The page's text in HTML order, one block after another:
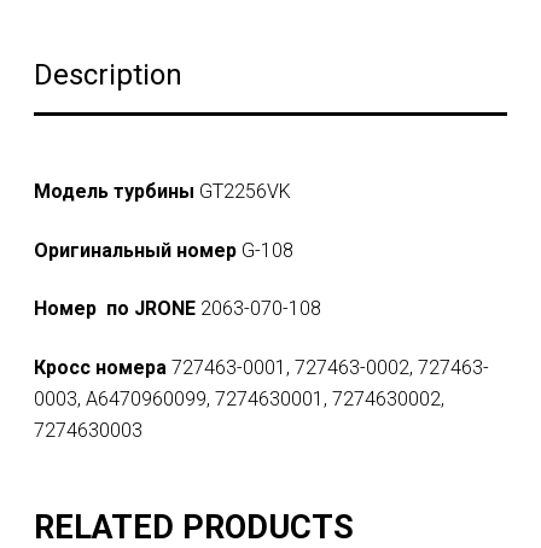
Description
Модель турбины GT2256VK
Оригинальный номер G-108
Номер по JRONE 2063-070-108
Кросс номера727463-0001, 727463-0002, 727463-
0003, A6470960099, 7274630001, 7274630002,
7274630003
RELATED PRODUCTS